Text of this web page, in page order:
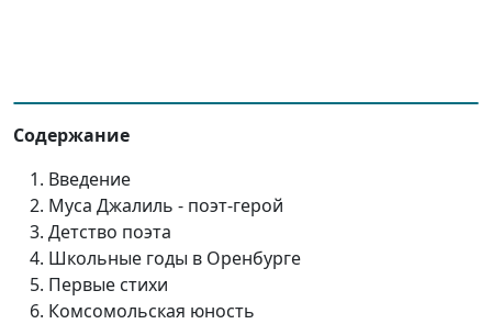
Содержание
Введение
Муса Джалиль - поэт-герой
Детство поэта
Школьные годы в Оренбурге
Первые стихи
Комсомольская юность